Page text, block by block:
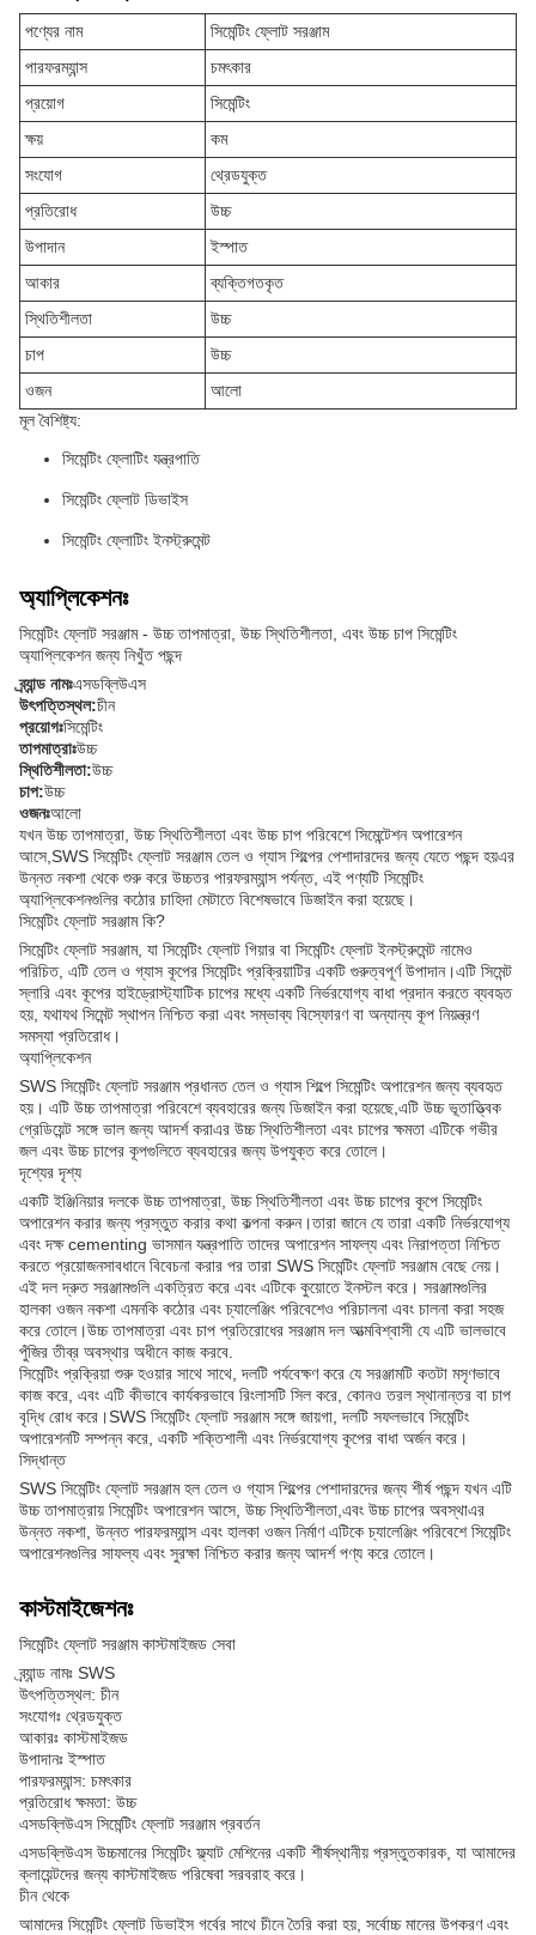
পণ্যের নাম
সিমেন্টিং ফ্লোট সরঞ্জাম
পারফরম্যান্স
চমৎকার
প্রয়োগ
সিমেন্টিং
ক্ষয়
কম
সংযোগ
থ্রেডযুক্ত
প্রতিরোধ
উচ্চ
উপাদান
ইস্পাত
আকার
ব্যক্তিগতকৃত
স্থিতিশীলতা
উচ্চ
চাপ
উচ্চ
ওজন
আলো
মূল বৈশিষ্ট্য:
সিমেন্টিং ফ্লোটিং যন্ত্রপাতি
সিমেন্টিং ফ্লোট ডিভাইস
সিমেন্টিং ফ্লোটিং ইনস্ট্রুমেন্ট
অ্যাপ্লিকেশনঃ
সিমেন্টিং ফ্লোট সরঞ্জাম - উচ্চ তাপমাত্রা, উচ্চ স্থিতিশীলতা, এবং উচ্চ চাপ সিমেন্টিং
অ্যাপ্লিকেশন জন্য নিখুঁত পছন্দ
ব্র্যান্ড নামঃএসডব্লিউএস
উৎপত্তিস্থল:চীন
প্রয়োগঃসিমেন্টিং
তাপমাত্রাঃউচ্চ
স্থিতিশীলতা:উচ্চ
চাপ:উচ্চ
ওজনঃআলো
যখন উচ্চ তাপমাত্রা, উচ্চ স্থিতিশীলতা এবং উচ্চ চাপ পরিবেশে সিমেন্টেশন অপারেশন
আসে,SWS সিমেন্টিং ফ্লোট সরঞ্জাম তেল ও গ্যাস শিল্পের পেশাদারদের জন্য যেতে পছন্দ হয়এর
উন্নত নকশা থেকে শুরু করে উচ্চতর পারফরম্যান্স পর্যন্ত, এই পণ্যটি সিমেন্টিং
অ্যাপ্লিকেশনগুলির কঠোর চাহিদা মেটাতে বিশেষভাবে ডিজাইন করা হয়েছে।
সিমেন্টিং ফ্লোট সরঞ্জাম কি?
সিমেন্টিং ফ্লোট সরঞ্জাম, যা সিমেন্টিং ফ্লোট গিয়ার বা সিমেন্টিং ফ্লোট ইনস্ট্রুমেন্ট নামেও
পরিচিত, এটি তেল ও গ্যাস কূপের সিমেন্টিং প্রক্রিয়াটির একটি গুরুত্বপূর্ণ উপাদান।এটি সিমেন্ট
স্লারি এবং কূপের হাইড্রোস্ট্যাটিক চাপের মধ্যে একটি নির্ভরযোগ্য বাধা প্রদান করতে ব্যবহৃত
হয়, যথাযথ সিমেন্ট স্থাপন নিশ্চিত করা এবং সম্ভাব্য বিস্ফোরণ বা অন্যান্য কূপ নিয়ন্ত্রণ
সমস্যা প্রতিরোধ।
অ্যাপ্লিকেশন
SWS সিমেন্টিং ফ্লোট সরঞ্জাম প্রধানত তেল ও গ্যাস শিল্পে সিমেন্টিং অপারেশন জন্য ব্যবহৃত
হয়। এটি উচ্চ তাপমাত্রা পরিবেশে ব্যবহারের জন্য ডিজাইন করা হয়েছে,এটি উচ্চ ভূতাত্ত্বিক
গ্রেডিয়েন্ট সঙ্গে ভাল জন্য আদর্শ করাএর উচ্চ স্থিতিশীলতা এবং চাপের ক্ষমতা এটিকে গভীর
জল এবং উচ্চ চাপের কূপগুলিতে ব্যবহারের জন্য উপযুক্ত করে তোলে।
দৃশ্যের দৃশ্য
একটি ইঞ্জিনিয়ার দলকে উচ্চ তাপমাত্রা, উচ্চ স্থিতিশীলতা এবং উচ্চ চাপের কূপে সিমেন্টিং
অপারেশন করার জন্য প্রস্তুত করার কথা কল্পনা করুন।তারা জানে যে তারা একটি নির্ভরযোগ্য
এবং দক্ষ cementing ভাসমান যন্ত্রপাতি তাদের অপারেশন সাফল্য এবং নিরাপত্তা নিশ্চিত
করতে প্রয়োজনসাবধানে বিবেচনা করার পর তারা SWS সিমেন্টিং ফ্লোট সরঞ্জাম বেছে নেয়।
এই দল দ্রুত সরঞ্জামগুলি একত্রিত করে এবং এটিকে কুয়োতে ইনস্টল করে। সরঞ্জামগুলির
হালকা ওজন নকশা এমনকি কঠোর এবং চ্যালেঞ্জিং পরিবেশেও পরিচালনা এবং চালনা করা সহজ
করে তোলে।উচ্চ তাপমাত্রা এবং চাপ প্রতিরোধের সরঞ্জাম দল আত্মবিশ্বাসী যে এটি ভালভাবে
পুঁজির তীব্র অবস্থার অধীনে কাজ করবে.
সিমেন্টিং প্রক্রিয়া শুরু হওয়ার সাথে সাথে, দলটি পর্যবেক্ষণ করে যে সরঞ্জামটি কতটা মসৃণভাবে
কাজ করে, এবং এটি কীভাবে কার্যকরভাবে রিংলাসটি সিল করে, কোনও তরল স্থানান্তর বা চাপ
বৃদ্ধি রোধ করে।SWS সিমেন্টিং ফ্লোট সরঞ্জাম সঙ্গে জায়গা, দলটি সফলভাবে সিমেন্টিং
অপারেশনটি সম্পন্ন করে, একটি শক্তিশালী এবং নির্ভরযোগ্য কূপের বাধা অর্জন করে।
সিদ্ধান্ত
SWS সিমেন্টিং ফ্লোট সরঞ্জাম হল তেল ও গ্যাস শিল্পের পেশাদারদের জন্য শীর্ষ পছন্দ যখন এটি
উচ্চ তাপমাত্রায় সিমেন্টিং অপারেশন আসে, উচ্চ স্থিতিশীলতা,এবং উচ্চ চাপের অবস্থাএর
উন্নত নকশা, উন্নত পারফরম্যান্স এবং হালকা ওজন নির্মাণ এটিকে চ্যালেঞ্জিং পরিবেশে সিমেন্টিং
অপারেশনগুলির সাফল্য এবং সুরক্ষা নিশ্চিত করার জন্য আদর্শ পণ্য করে তোলে।
কাস্টমাইজেশনঃ
সিমেন্টিং ফ্লোট সরঞ্জাম কাস্টমাইজড সেবা
ব্র্যান্ড নামঃ SWS
উৎপত্তিস্থল: চীন
সংযোগঃ থ্রেডযুক্ত
আকারঃ কাস্টমাইজড
উপাদানঃ ইস্পাত
পারফরম্যান্স: চমৎকার
প্রতিরোধ ক্ষমতা: উচ্চ
এসডব্লিউএস সিমেন্টিং ফ্লোট সরঞ্জাম প্রবর্তন
এসডব্লিউএস উচ্চমানের সিমেন্টিং ফ্ল্যাট মেশিনের একটি শীর্ষস্থানীয় প্রস্তুতকারক, যা আমাদের
ক্লায়েন্টদের জন্য কাস্টমাইজড পরিষেবা সরবরাহ করে।
চীন থেকে
আমাদের সিমেন্টিং ফ্লোট ডিভাইস গর্বের সাথে চীনে তৈরি করা হয়, সর্বোচ্চ মানের উপকরণ এবং